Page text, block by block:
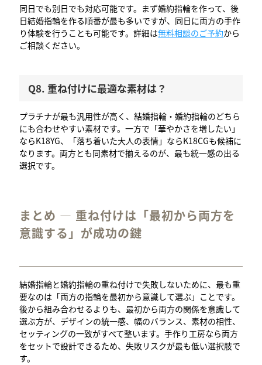
同日でも別日でも対応可能です。まず婚約指輪を作って、後
日結婚指輪を作る順番が最も多いですが、同日に両方の手作
り体験を行うことも可能です。詳細は無料相談のご予約から
ご相談ください。
Q8. 重ね付けに最適な素材は？
プラチナが最も汎用性が高く、結婚指輪・婚約指輪のどちら
にも合わせやすい素材です。一方で「華やかさを増したい」
ならK18YG、「落ち着いた大人の表情」ならK18CGも候補に
なります。両方とも同素材で揃えるのが、最も統一感の出る
選択です。
まとめ — 重ね付けは「最初から両方を
意識する」が成功の鍵
結婚指輪と婚約指輪の重ね付けで失敗しないために、最も重
要なのは「両方の指輪を最初から意識して選ぶ」ことです。
後から組み合わせるよりも、最初から両方の関係を意識して
選ぶ方が、デザインの統一感、幅のバランス、素材の相性、
セッティングの一致がすべて整います。手作り工房なら両方
をセットで設計できるため、失敗リスクが最も低い選択肢で
す。